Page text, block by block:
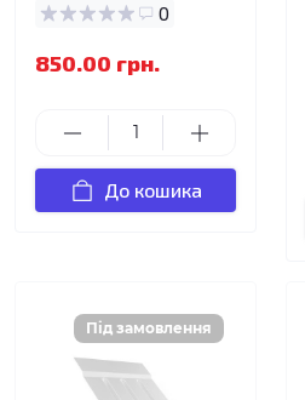
0
850.00 грн.
До кошика